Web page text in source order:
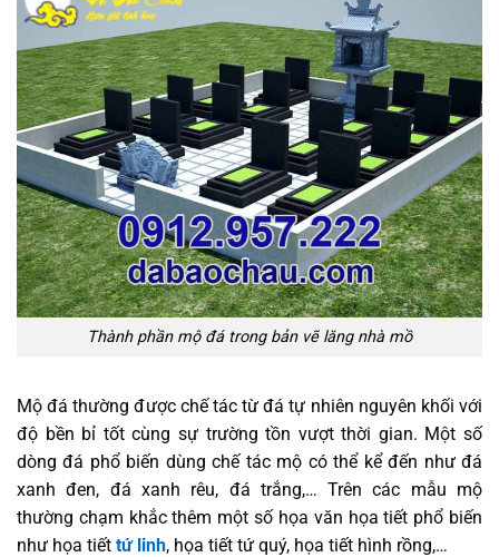
Thành phần mộ đá trong bản vẽ lăng nhà mồ
Mộ đá thường được chế tác từ đá tự nhiên nguyên khối với
độ bền bỉ tốt cùng sự trường tồn vượt thời gian. Một số
dòng đá phổ biến dùng chế tác mộ có thể kể đến như đá
xanh đen, đá xanh rêu, đá trắng,… Trên các mẫu mộ
thường chạm khắc thêm một số họa văn họa tiết phổ biến
như họa tiết tứ linh, họa tiết tứ quý, họa tiết hình rồng,…